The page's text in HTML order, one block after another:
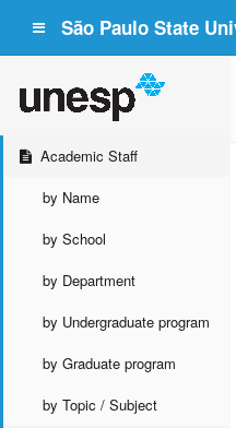
São Paulo State
Academic Staff
by Name
by School
by Department
by Undergraduate program
by Graduate program
by Topic / Subject